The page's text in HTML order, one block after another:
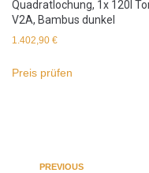
Quadratlochung, 1x 120l
V2A, Bambus dunkel
1.402,90 €
Preis prüfen
PREVIOUS